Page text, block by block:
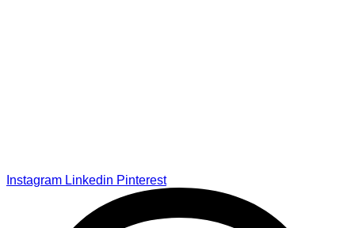
Instagram Linkedin Pinterest